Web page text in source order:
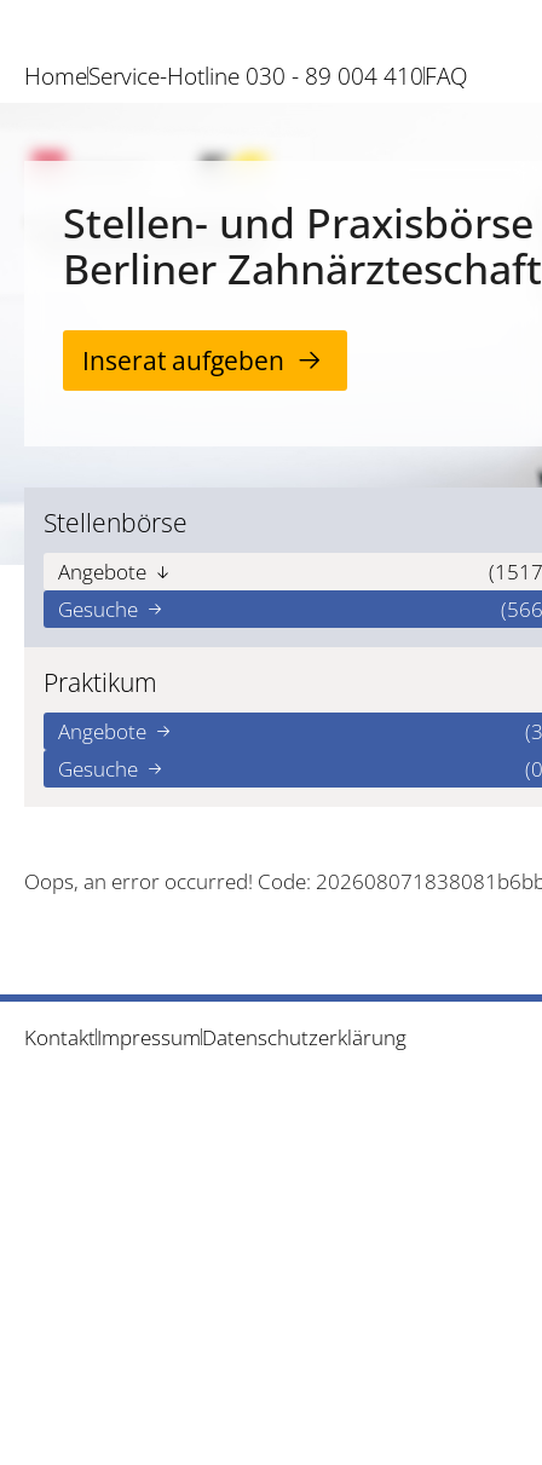
HomeService-Hotline 030 - 89 004 410FAQ
Stellen- und
Berliner Zahnärzteschaft
Inserat aufgeben
Stellenbörse
Angebote
Gesuche
Praktikum
Angebote
Gesuche
Oops, an error occurred! Code:
KontaktImpressumDatenschutzerklärung